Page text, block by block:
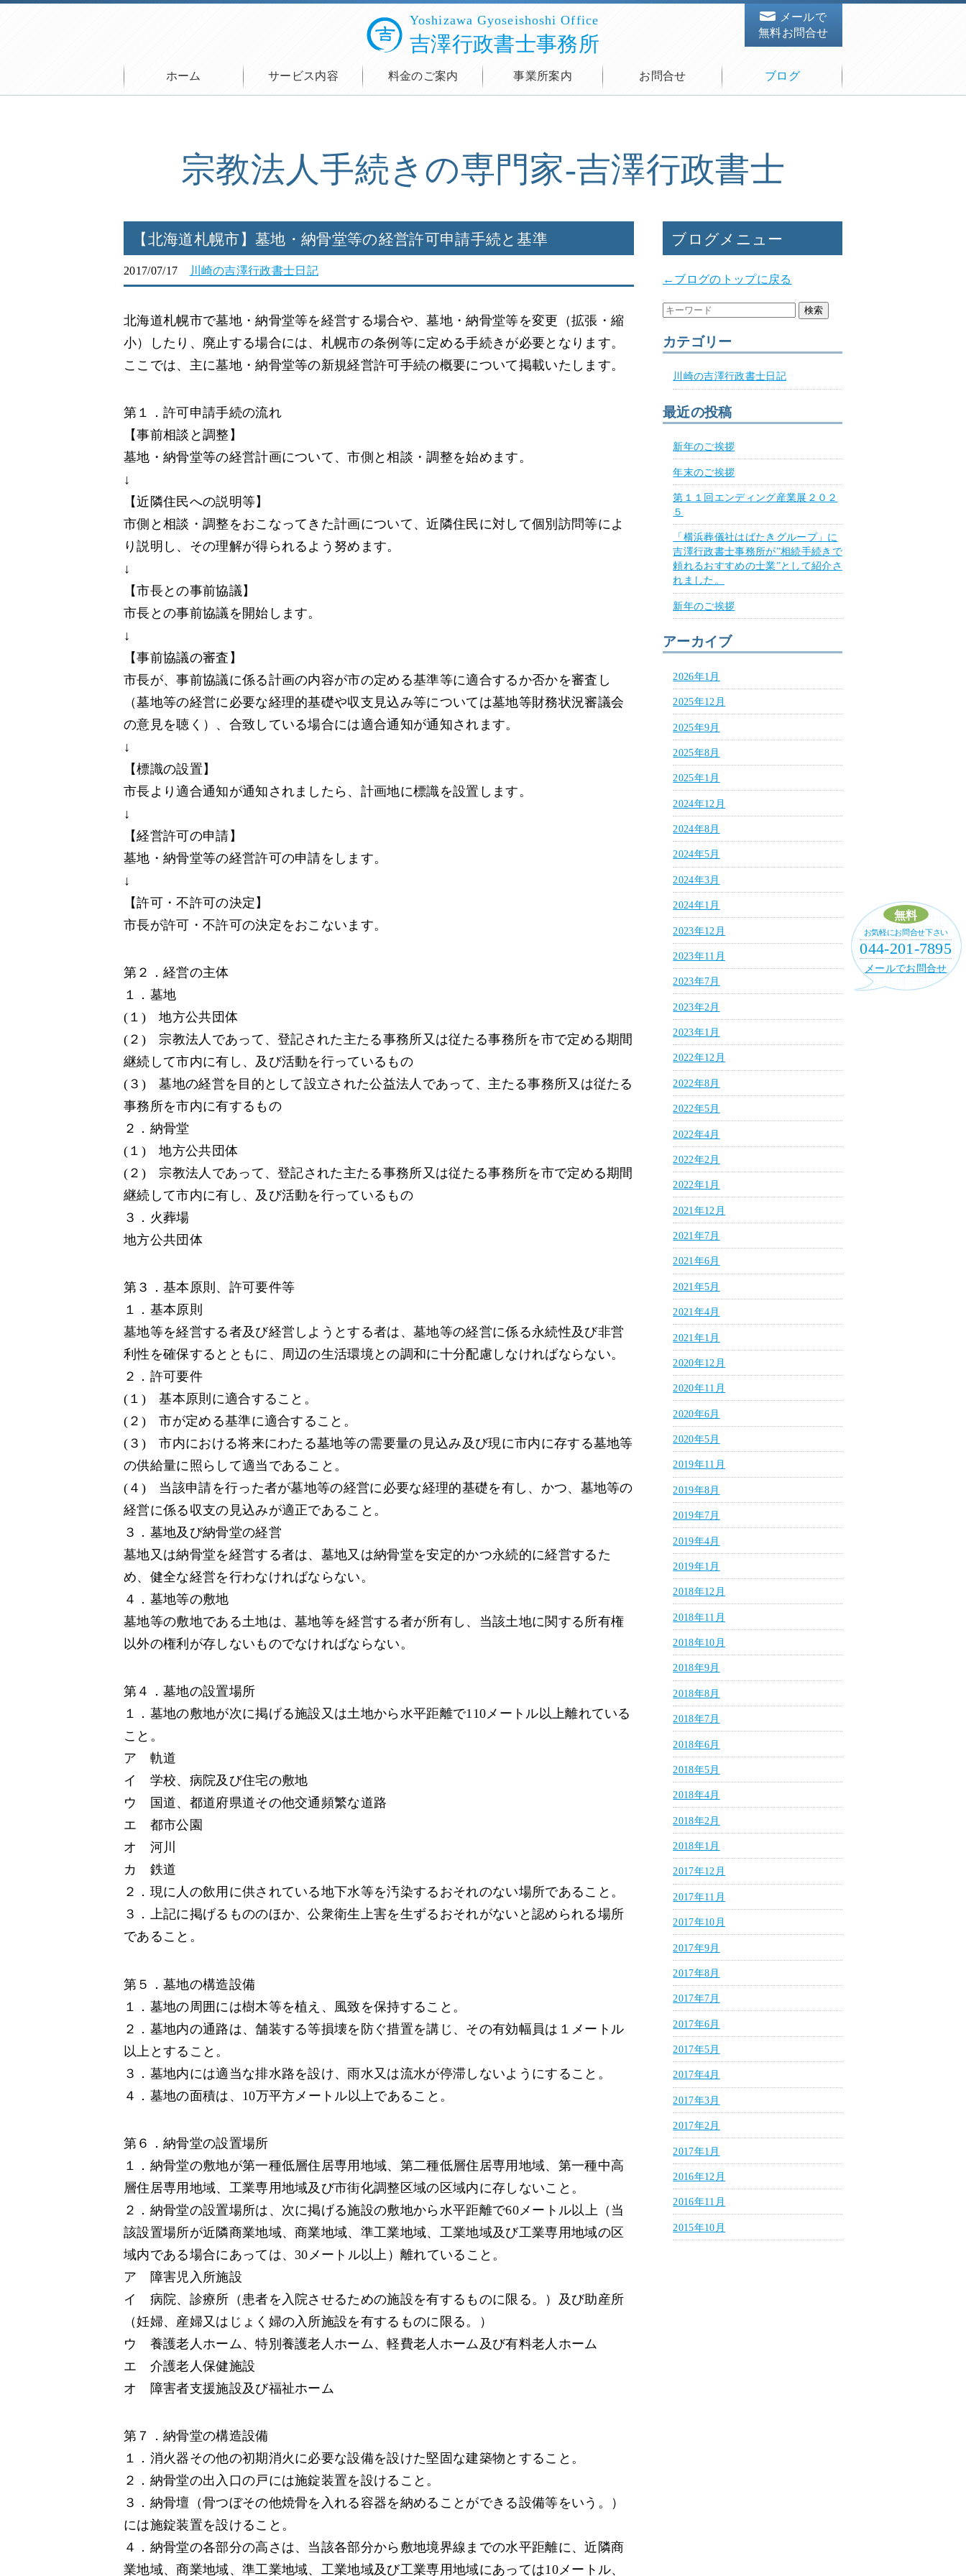
Yoshizawa Gyoseishoshi Office
吉澤行政書士事務所
メールで
無料お問合せ
ホーム サービス内容 料金のご案内 事業所案内 お問合せ ブログ
無料
お気軽にお問合せ下さい
044-201-7895
メールでお問合せ
宗教法人手続きの専門家-吉澤行政書士
【北海道札幌市】墓地・納骨堂等の経営許可申請手続と基準
2017/07/17 川崎の吉澤行政書士日記
北海道札幌市で墓地・納骨堂等を経営する場合や、墓地・納骨堂等を変更（拡張・縮
小）したり、廃止する場合には、札幌市の条例等に定める手続きが必要となります。
ここでは、主に墓地・納骨堂等の新規経営許可手続の概要について掲載いたします。
第１．許可申請手続の流れ
【事前相談と調整】
墓地・納骨堂等の経営計画について、市側と相談・調整を始めます。
↓
【近隣住民への説明等】
市側と相談・調整をおこなってきた計画について、近隣住民に対して個別訪問等によ
り説明し、その理解が得られるよう努めます。
↓
【市長との事前協議】
市長との事前協議を開始します。
↓
【事前協議の審査】
市長が、事前協議に係る計画の内容が市の定める基準等に適合するか否かを審査し
（墓地等の経営に必要な経理的基礎や収支見込み等については墓地等財務状況審議会
の意見を聴く）、合致している場合には適合通知が通知されます。
↓
【標識の設置】
市長より適合通知が通知されましたら、計画地に標識を設置します。
↓
【経営許可の申請】
墓地・納骨堂等の経営許可の申請をします。
↓
【許可・不許可の決定】
市長が許可・不許可の決定をおこないます。
第２．経営の主体
１．墓地
(１) 地方公共団体
(２) 宗教法人であって、登記された主たる事務所又は従たる事務所を市で定める期間
継続して市内に有し、及び活動を行っているもの
(３) 墓地の経営を目的として設立された公益法人であって、主たる事務所又は従たる
事務所を市内に有するもの
２．納骨堂
(１) 地方公共団体
(２) 宗教法人であって、登記された主たる事務所又は従たる事務所を市で定める期間
継続して市内に有し、及び活動を行っているもの
３．火葬場
地方公共団体
第３．基本原則、許可要件等
１．基本原則
墓地等を経営する者及び経営しようとする者は、墓地等の経営に係る永続性及び非営
利性を確保するとともに、周辺の生活環境との調和に十分配慮しなければならない。
２．許可要件
(１) 基本原則に適合すること。
(２) 市が定める基準に適合すること。
(３) 市内における将来にわたる墓地等の需要量の見込み及び現に市内に存する墓地等
の供給量に照らして適当であること。
(４) 当該申請を行った者が墓地等の経営に必要な経理的基礎を有し、かつ、墓地等の
経営に係る収支の見込みが適正であること。
３．墓地及び納骨堂の経営
墓地又は納骨堂を経営する者は、墓地又は納骨堂を安定的かつ永続的に経営するた
め、健全な経営を行わなければならない。
４．墓地等の敷地
墓地等の敷地である土地は、墓地等を経営する者が所有し、当該土地に関する所有権
以外の権利が存しないものでなければならない。
第４．墓地の設置場所
１．墓地の敷地が次に掲げる施設又は土地から水平距離で110メートル以上離れている
こと。
ア 軌道
イ 学校、病院及び住宅の敷地
ウ 国道、都道府県道その他交通頻繁な道路
エ 都市公園
オ 河川
カ 鉄道
２．現に人の飲用に供されている地下水等を汚染するおそれのない場所であること。
３．上記に掲げるもののほか、公衆衛生上害を生ずるおそれがないと認められる場所
であること。
第５．墓地の構造設備
１．墓地の周囲には樹木等を植え、風致を保持すること。
２．墓地内の通路は、舗装する等損壊を防ぐ措置を講じ、その有効幅員は１メートル
以上とすること。
３．墓地内には適当な排水路を設け、雨水又は流水が停滞しないようにすること。
４．墓地の面積は、10万平方メートル以上であること。
第６．納骨堂の設置場所
１．納骨堂の敷地が第一種低層住居専用地域、第二種低層住居専用地域、第一種中高
層住居専用地域、工業専用地域及び市街化調整区域の区域内に存しないこと。
２．納骨堂の設置場所は、次に掲げる施設の敷地から水平距離で60メートル以上（当
該設置場所が近隣商業地域、商業地域、準工業地域、工業地域及び工業専用地域の区
域内である場合にあっては、30メートル以上）離れていること。
ア 障害児入所施設
イ 病院、診療所（患者を入院させるための施設を有するものに限る。）及び助産所
（妊婦、産婦又はじょく婦の入所施設を有するものに限る。）
ウ 養護老人ホーム、特別養護老人ホーム、軽費老人ホーム及び有料老人ホーム
エ 介護老人保健施設
オ 障害者支援施設及び福祉ホーム
第７．納骨堂の構造設備
１．消火器その他の初期消火に必要な設備を設けた堅固な建築物とすること。
２．納骨堂の出入口の戸には施錠装置を設けること。
３．納骨壇（骨つぼその他焼骨を入れる容器を納めることができる設備等をいう。）
には施錠装置を設けること。
４．納骨堂の各部分の高さは、当該各部分から敷地境界線までの水平距離に、近隣商
業地域、商業地域、準工業地域、工業地域及び工業専用地域にあっては10メートル、
ブログメニュー
←ブログのトップに戻る
カテゴリー
川崎の吉澤行政書士日記
最近の投稿
新年のご挨拶
年末のご挨拶
第１１回エンディング産業展２０２
５
「横浜葬儀社はばたきグループ」に
吉澤行政書士事務所が”相続手続きで
頼れるおすすめの士業”として紹介さ
れました。
新年のご挨拶
アーカイブ
2026年1月
2025年12月
2025年9月
2025年8月
2025年1月
2024年12月
2024年8月
2024年5月
2024年3月
2024年1月
2023年12月
2023年11月
2023年7月
2023年2月
2023年1月
2022年12月
2022年8月
2022年5月
2022年4月
2022年2月
2022年1月
2021年12月
2021年7月
2021年6月
2021年5月
2021年4月
2021年1月
2020年12月
2020年11月
2020年6月
2020年5月
2019年11月
2019年8月
2019年7月
2019年4月
2019年1月
2018年12月
2018年11月
2018年10月
2018年9月
2018年8月
2018年7月
2018年6月
2018年5月
2018年4月
2018年2月
2018年1月
2017年12月
2017年11月
2017年10月
2017年9月
2017年8月
2017年7月
2017年6月
2017年5月
2017年4月
2017年3月
2017年2月
2017年1月
2016年12月
2016年11月
2015年10月